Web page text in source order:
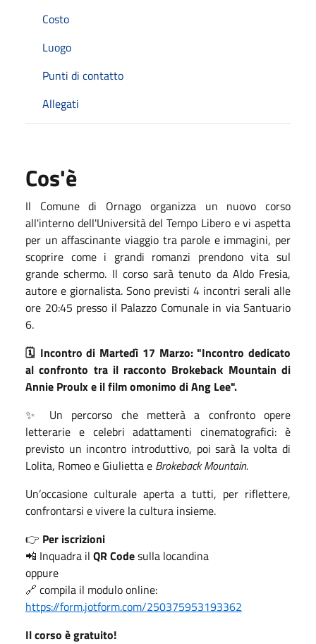
Costo
Luogo
Punti di contatto
Allegati
Cos'è
Il Comune di Ornago organizza un nuovo corso
all'interno dell'Università del Tempo Libero e vi aspetta
per un affascinante viaggio tra parole e immagini, per
scoprire come i grandi romanzi prendono vita sul
grande schermo. Il corso sarà tenuto da Aldo Fresia,
autore e giornalista. Sono previsti 4 incontri serali alle
ore 20:45 presso il Palazzo Comunale in via Santuario
6.
🗓 Incontro di Martedì 17 Marzo: "Incontro dedicato
al confronto tra il racconto Brokeback Mountain di
Annie Proulx e il film omonimo di Ang Lee".
✨ Un percorso che metterà a confronto opere
letterarie e celebri adattamenti cinematografici: è
previsto un incontro introduttivo, poi sarà la volta di
Lolita, Romeo e Giulietta e Brokeback Mountain.
Un’occasione culturale aperta a tutti, per riflettere,
confrontarsi e vivere la cultura insieme.
👉 Per iscrizioni
📲 Inquadra il QR Codesulla locandina
oppure
🔗 compila il modulo online:
https://form.jotform.com/250375953193362
Il corso è gratuito!